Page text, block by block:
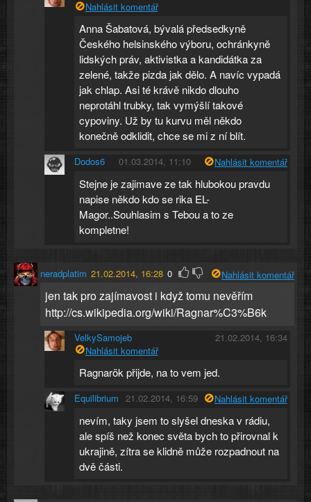
Nahlásit komentář
Anna Šabatová, bývalá předsedkyně
Českého helsinského výboru, ochránkyně
lidských práv, aktivistka a kandidátka za
zelené, takže pizda jak dělo. A navíc vypadá
jak chlap. Asi té krávě nikdo dlouho
neprotáhl trubky, tak vymýšlí takové
cypoviny. Už by tu kurvu měl někdo
konečně odklidit, chce se mi z ní blít.
Dodos6 01.03.2014, 11:10 Nahlásit komentář
Stejne je zajimave ze tak hlubokou pravdu
napise někdo kdo se rika EL-
Magor..Souhlasim s Tebou a to ze
kompletne!
neradplatim 21.02.2014, 16:28 0 Nahlásit komentář
jen tak pro zajímavost i když tomu nevěřím
http://cs.wikipedia.org/wiki/Ragnar%C3%B6k
VelkySamojeb
21.02.2014, 16:34
Nahlásit komentář
Ragnarök přijde, na to vem jed.
Equilibrium 21.02.2014, 16:59 Nahlásit komentář
nevím, taky jsem to slyšel dneska v rádiu,
ale spíš než konec světa bych to přirovnal k
ukrajině, zítra se klidně může rozpadnout na
dvě části.